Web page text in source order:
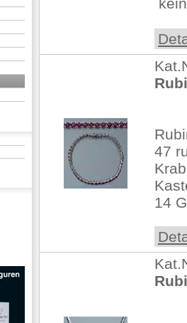
47
14